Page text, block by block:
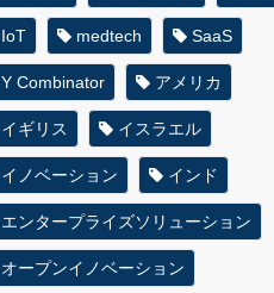
IoT medtech SaaS
Y Combinator アメリカ
イギリス イスラエル
イノベーション インド
エンタープライズソリューション
オープンイノベーション